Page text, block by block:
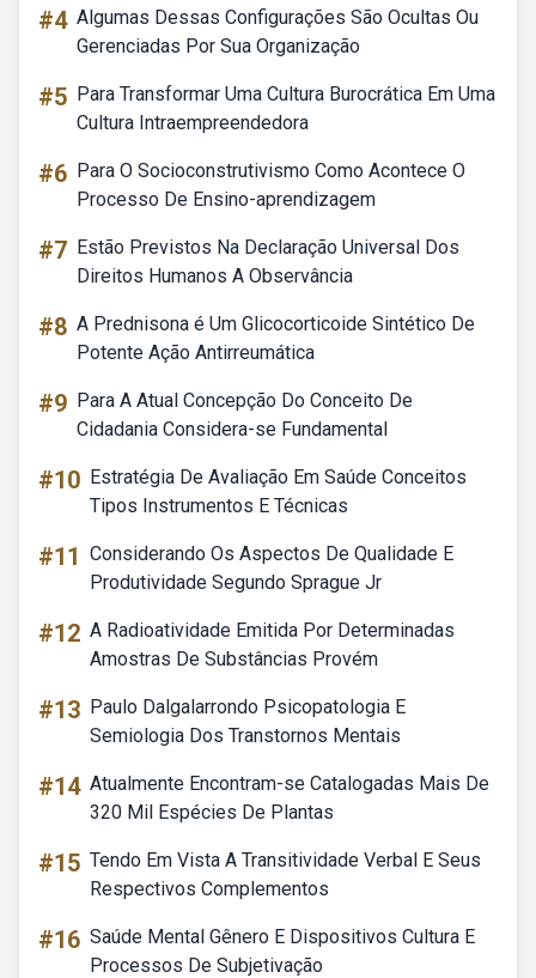
#4 Algumas Dessas Configurações São Ocultas Ou
Gerenciadas Por Sua Organização
#5 Para Transformar Uma Cultura Burocrática Em Uma
Cultura Intraempreendedora
#6 Para O Socioconstrutivismo Como Acontece O
Processo De Ensino-aprendizagem
#7 Estão Previstos Na Declaração Universal Dos
Direitos Humanos A Observância
#8 A Prednisona é Um Glicocorticoide Sintético De
Potente Ação Antirreumática
#9 Para A Atual Concepção Do Conceito De
Cidadania Considera-se Fundamental
#10 Estratégia De Avaliação Em Saúde Conceitos
Tipos Instrumentos E Técnicas
#11 Considerando Os Aspectos De Qualidade E
Produtividade Segundo Sprague Jr
#12 A Radioatividade Emitida Por Determinadas
Amostras De Substâncias Provém
#13 Paulo Dalgalarrondo Psicopatologia E
Semiologia Dos Transtornos Mentais
#14 Atualmente Encontram-se Catalogadas Mais De
320 Mil Espécies De Plantas
#15 Tendo Em Vista A Transitividade Verbal E Seus
Respectivos Complementos
#16 Saúde Mental Gênero E Dispositivos Cultura E
Processos De Subjetivação